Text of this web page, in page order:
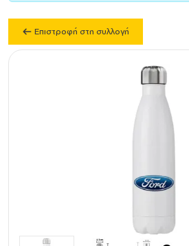
Επιστροφή στη συλλογή